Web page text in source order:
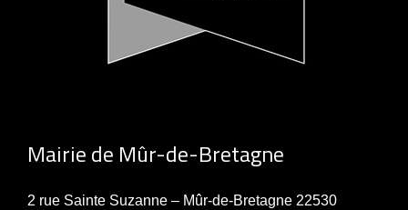
Mairie de Mûr-de-Bretagne
2 rue Sainte Suzanne – Mûr-de-Bretagne 22530